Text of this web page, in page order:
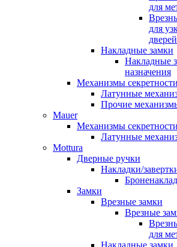
для
для
дверей
Накладные замки
Накладные
назначения
Механизмы секретности
Латунные
Прочие
Mauer
Механизмы секретности
Латунные
Mottura
Дверные ручки
Накладки/
Замки
Врезные замки
Врезные
для